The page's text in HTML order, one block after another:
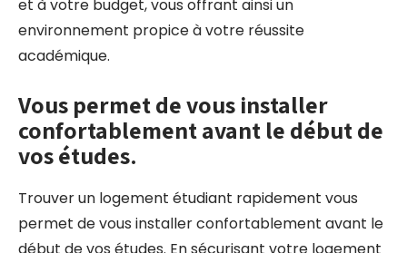
et à votre budget, vous offrant ainsi un
environnement propice à votre réussite
académique.
Vous permet de vous installer
confortablement avant le début de
vos études.
Trouver un logement étudiant rapidement vous
permet de vous installer confortablement avant le